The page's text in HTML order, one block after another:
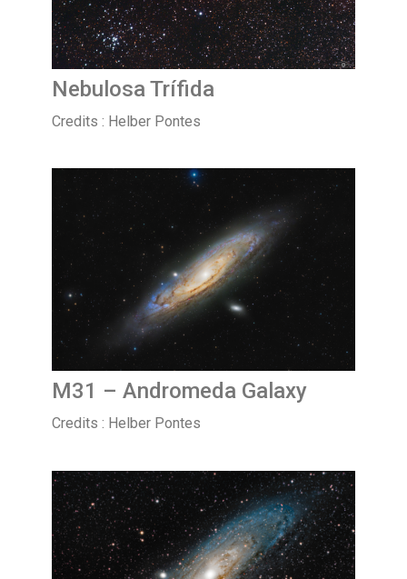
Nebulosa Trífida
Credits : Helber Pontes
M31 – Andromeda Galaxy
Credits : Helber Pontes